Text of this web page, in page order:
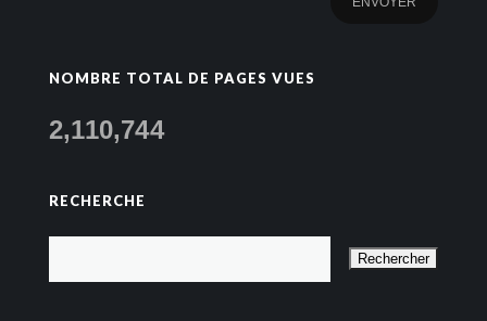
NOMBRE TOTAL DE PAGES VUES
2,110,744
RECHERCHE